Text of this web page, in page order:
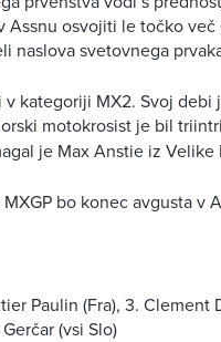
Assnu osvojiti le točko
naslova svetovnega
kategoriji MX2. Svoj debi
motokrosist je bil
je Max Anstie iz Velike
bo konec avgusta v
Paulin (Fra), 3. Clement
(vsi Slo)